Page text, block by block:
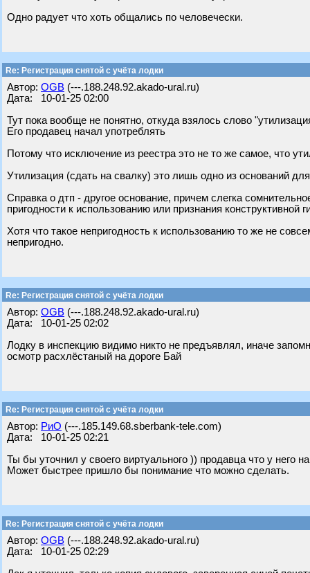
Одно радует что хоть общались по человечески.
Re: Регистрация снятой с учёта лодки
Автор: OGB (---.188.248.92.akado-ural.ru)
Дата: 10-01-25 02:00
Тут пока вообще не понятно, откуда взялось слово
Его продавец начал употреблять
Потому что исключение из реестра это не то же самое, что
Утилизация (сдать на свалку) это лишь одно из оснований
Справка о дтп - другое основание, причем слегка
пригодности к использованию или признания конструктивной
Хотя что такое непригодность к использованию то же не
непригодно.
Re: Регистрация снятой с учёта лодки
Автор: OGB (---.188.248.92.akado-ural.ru)
Дата: 10-01-25 02:02
Лодку в инспекцию видимо никто не предъявлял, иначе
осмотр расхлёстаный на дороге Бай
Re: Регистрация снятой с учёта лодки
Автор: РиО (---.185.149.68.sberbank-tele.com)
Дата: 10-01-25 02:21
Ты бы уточнил у своего виртуального )) продавца что у него
Может быстрее пришло бы понимание что можно сделать.
Re: Регистрация снятой с учёта лодки
Автор: OGB (---.188.248.92.akado-ural.ru)
Дата: 10-01-25 02:29